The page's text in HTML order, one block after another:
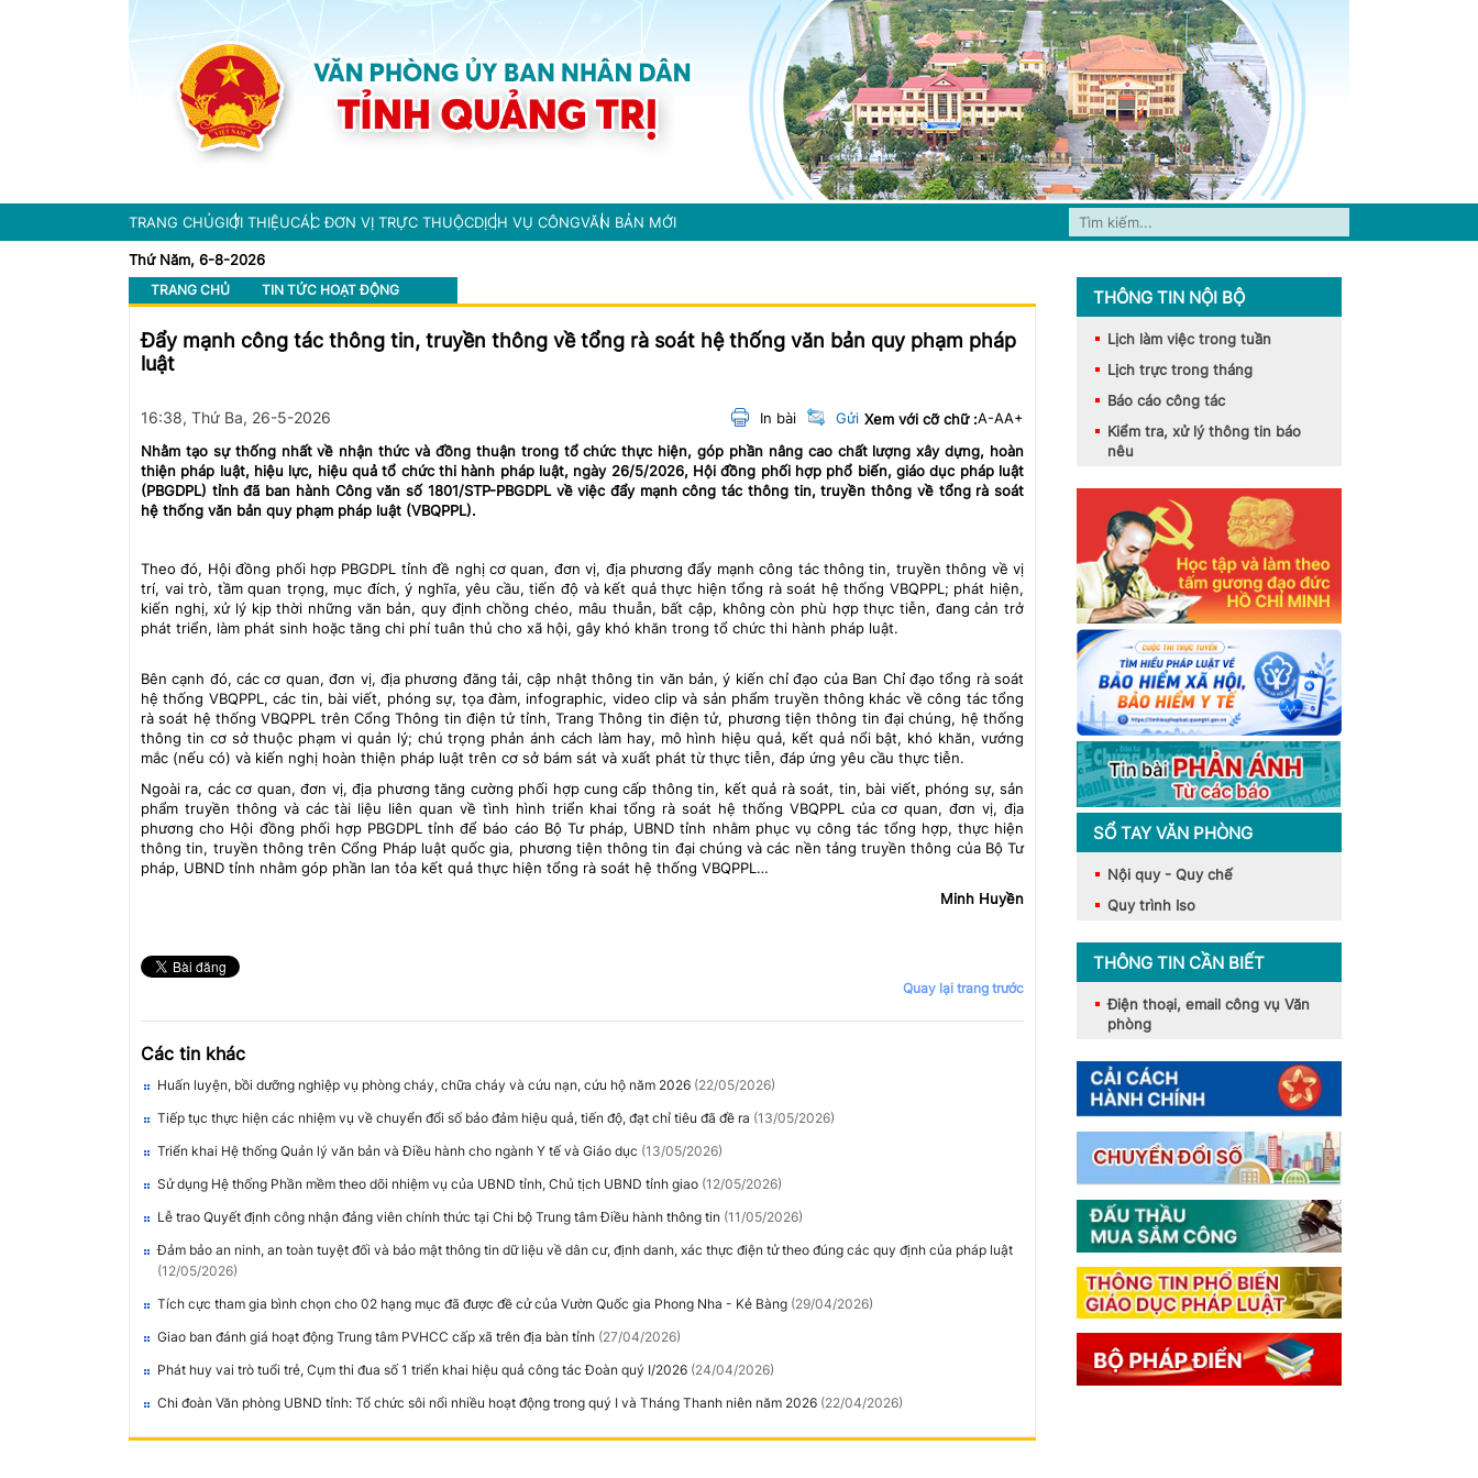
TRANG CHỦGIỚI THIỆUCÁC ĐƠN VỊ TRỰC THUỘCDỊCH VỤ CÔNGVĂN BẢN MỚI
Thứ Năm, 6-8-2026
TRANG CHỦ TIN TỨC HOẠT ĐỘNG
Đẩy mạnh công tác thông tin, truyền thông về tổng rà soát hệ thống văn bản quy phạm pháp
luật
16:38, Thứ Ba, 26-5-2026 In bài Gửi Xem với cỡ chữ :A-AA+
Nhằm tạo sự thống nhất về nhận thức và đồng thuận trong tổ chức thực hiện, góp phần nâng cao chất lượng xây dựng, hoàn
thiện pháp luật, hiệu lực, hiệu quả tổ chức thi hành pháp luật, ngày 26/5/2026, Hội đồng phối hợp phổ biến, giáo dục pháp luật
(PBGDPL) tỉnh đã ban hành Công văn số 1801/STP-PBGDPL về việc đẩy mạnh công tác thông tin, truyền thông về tổng rà soát
hệ thống văn bản quy phạm pháp luật (VBQPPL).
Theo đó, Hội đồng phối hợp PBGDPL tỉnh đề nghị cơ quan, đơn vị, địa phương đẩy mạnh công tác thông tin, truyền thông về vị
trí, vai trò, tầm quan trọng, mục đích, ý nghĩa, yêu cầu, tiến độ và kết quả thực hiện tổng rà soát hệ thống VBQPPL; phát hiện,
kiến nghị, xử lý kịp thời những văn bản, quy định chồng chéo, mâu thuẫn, bất cập, không còn phù hợp thực tiễn, đang cản trở
phát triển, làm phát sinh hoặc tăng chi phí tuân thủ cho xã hội, gây khó khăn trong tổ chức thi hành pháp luật.
Bên cạnh đó, các cơ quan, đơn vị, địa phương đăng tải, cập nhật thông tin văn bản, ý kiến chỉ đạo của Ban Chỉ đạo tổng rà soát
hệ thống VBQPPL, các tin, bài viết, phóng sự, tọa đàm, infographic, video clip và sản phẩm truyền thông khác về công tác tổng
rà soát hệ thống VBQPPL trên Cổng Thông tin điện tử tỉnh, Trang Thông tin điện tử, phương tiện thông tin đại chúng, hệ thống
thông tin cơ sở thuộc phạm vi quản lý; chú trọng phản ánh cách làm hay, mô hình hiệu quả, kết quả nổi bật, khó khăn, vướng
mắc (nếu có) và kiến nghị hoàn thiện pháp luật trên cơ sở bám sát và xuất phát từ thực tiễn, đáp ứng yêu cầu thực tiễn.
Ngoài ra, các cơ quan, đơn vị, địa phương tăng cường phối hợp cung cấp thông tin, kết quả rà soát, tin, bài viết, phóng sự, sản
phẩm truyền thông và các tài liệu liên quan về tình hình triển khai tổng rà soát hệ thống VBQPPL của cơ quan, đơn vị, địa
phương cho Hội đồng phối hợp PBGDPL tỉnh để báo cáo Bộ Tư pháp, UBND tỉnh nhằm phục vụ công tác tổng hợp, thực hiện
thông tin, truyền thông trên Cổng Pháp luật quốc gia, phương tiện thông tin đại chúng và các nền tảng truyền thông của Bộ Tư
pháp, UBND tỉnh nhằm góp phần lan tỏa kết quả thực hiện tổng rà soát hệ thống VBQPPL…
Minh Huyền
Quay lại trang trước
Các tin khác
Huấn luyện, bồi dưỡng nghiệp vụ phòng cháy, chữa cháy và cứu nạn, cứu hộ năm 2026 (22/05/2026)
Tiếp tục thực hiện các nhiệm vụ về chuyển đổi số bảo đảm hiệu quả, tiến độ, đạt chỉ tiêu đã đề ra (13/05/2026)
Triển khai Hệ thống Quản lý văn bản và Điều hành cho ngành Y tế và Giáo dục (13/05/2026)
Sử dụng Hệ thống Phần mềm theo dõi nhiệm vụ của UBND tỉnh, Chủ tịch UBND tỉnh giao (12/05/2026)
Lễ trao Quyết định công nhận đảng viên chính thức tại Chi bộ Trung tâm Điều hành thông tin (11/05/2026)
Đảm bảo an ninh, an toàn tuyệt đối và bảo mật thông tin dữ liệu về dân cư, định danh, xác thực điện tử theo đúng các quy định của pháp luật
(12/05/2026)
Tích cực tham gia bình chọn cho 02 hạng mục đã được đề cử của Vườn Quốc gia Phong Nha - Kẻ Bàng (29/04/2026)
Giao ban đánh giá hoạt động Trung tâm PVHCC cấp xã trên địa bàn tỉnh (27/04/2026)
Phát huy vai trò tuổi trẻ, Cụm thi đua số 1 triển khai hiệu quả công tác Đoàn quý I/2026 (24/04/2026)
Chi đoàn Văn phòng UBND tỉnh: Tổ chức sôi nổi nhiều hoạt động trong quý I và Tháng Thanh niên năm 2026 (22/04/2026)
THÔNG TIN NỘI BỘ
Lịch làm việc trong tuần
Lịch trực trong tháng
Báo cáo công tác
Kiểm tra, xử lý thông tin báo
nêu
SỔ TAY VĂN PHÒNG
Nội quy - Quy chế
Quy trình Iso
THÔNG TIN CẦN BIẾT
Điện thoại, email công vụ Văn
phòng